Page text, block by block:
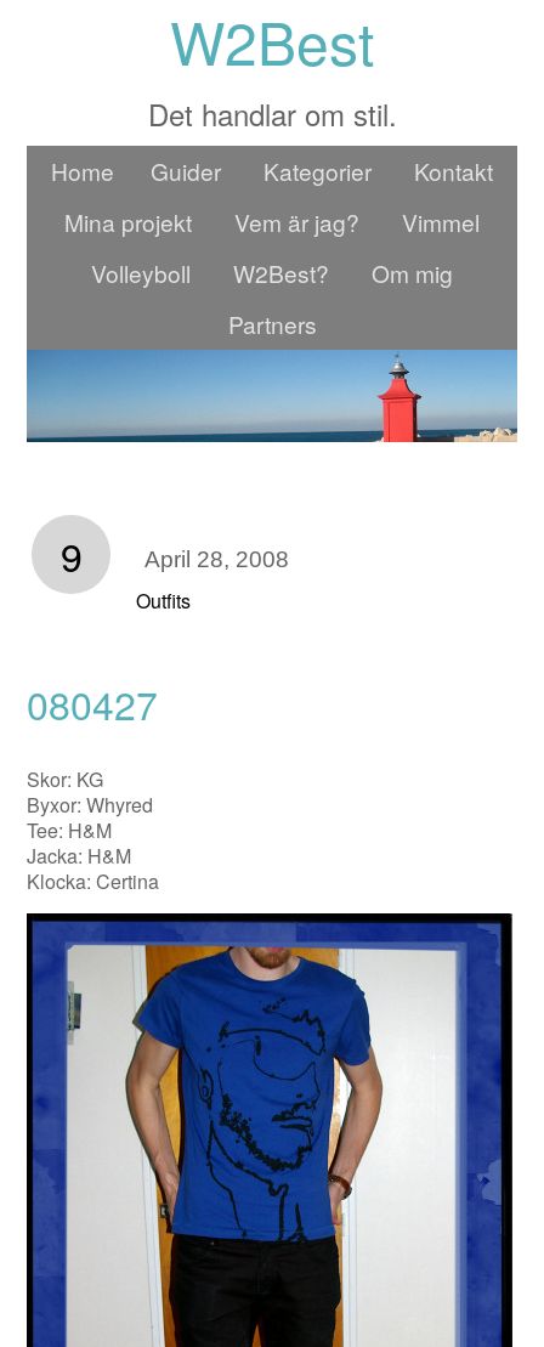
W2Best
Det handlar om stil.
Home Guider Kategorier
Kontakt
Mina projekt
Vem är jag?
Vimmel
Volleyboll
W2Best?
Om mig
Partners
9 April 28, 2008
Outfits
080427
Skor: KG
Byxor: Whyred
Tee: H&M
Jacka: H&M
Klocka: Certina